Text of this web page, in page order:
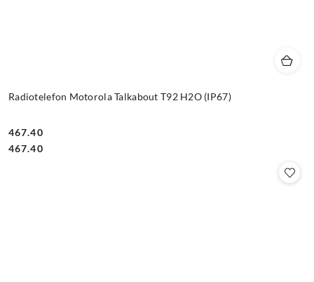
Radiotelefon Motorola Talkabout T92 H2O (IP67)
Cena:
467.40
Cena:
467.40